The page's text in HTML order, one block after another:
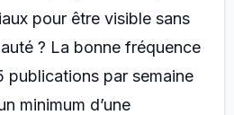
pour être visible sans
? La bonne fréquence
publications par semaine
minimum d’une